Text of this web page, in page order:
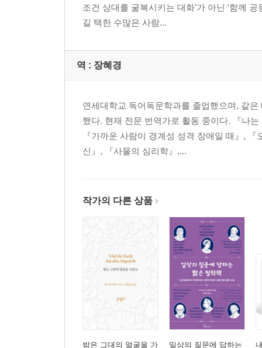
조건 상대를 굴복시키는 대화’가 아닌 ‘함께
길 택한 수많은 사람...
역 : 장혜경
연세대학교 독어독문학과를 졸업했으며, 같
했다. 현재 전문 번역가로 활동 중이다. 『나
『가까운 사람이 경계성 성격 장애일 때』,
신』, 『사물의 심리학』,...
작가의 다른 상품
밤은 그대의 얼굴을 가
일상의 질문에 답하는